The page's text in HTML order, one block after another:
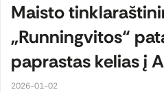
Maisto
„Runningvitos“
paprastas kelias į
2026-01-02